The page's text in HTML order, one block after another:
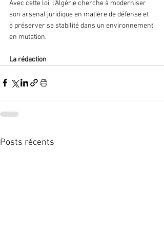
Avec cette loi, l’Algérie cherche à moderniser
son arsenal juridique en matière de défense et
à préserver sa stabilité dans un environnement
en mutation.
La rédaction
Posts récents